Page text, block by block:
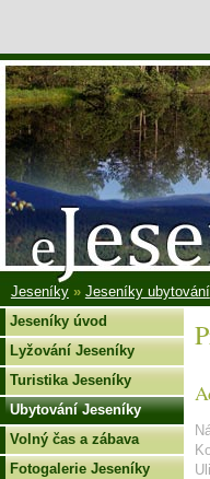
Jeseníky» Jeseníky ubytování
Jeseníky úvod
Lyžování Jeseníky
Turistika Jeseníky
Ubytování Jeseníky
Volný čas a zábava
Fotogalerie Jeseníky